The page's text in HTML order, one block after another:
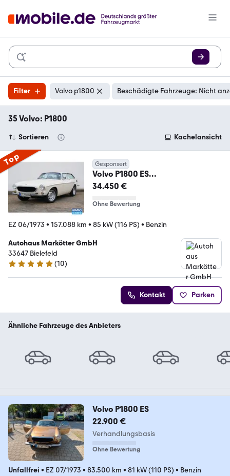
Filter Volvo p1800 Beschädigte Fahrzeuge: Nicht
35 Volvo: P1800
Sortieren Kachelansicht
Top Gesponsert
Volvo P1800 ES
/TIEFBETTFELGEN/HU-AU
34.450 €
Ohne Bewertung
EZ 06/1973 • 157.088 km • 85 kW (116 PS) • Benzin
Autohaus Markötter GmbH
33647 Bielefeld
5 Sterne
(10)
Kontakt Parken
Ähnliche Fahrzeuge des Anbieters
Volvo P1800 ES
22.900 €
Verhandlungsbasis
Ohne Bewertung
Unfallfrei • EZ 07/1973 • 83.500 km • 81 kW (110 PS) • Benzin